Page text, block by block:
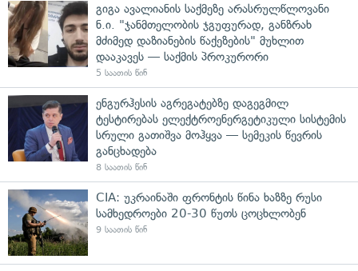
გიგა ავალიანის საქმეზე არასრულწლოვანი
ნ.ი. "ჯანმთელობის ჯგუფურად, განზრახ
მძიმედ დაზიანების წაქეზების" მუხლით
დააკავეს — საქმის პროკურორი
5 საათის წინ
ენგურჰესის აგრეგატებზე დაგეგმილ
ტესტირებას ელექტროენერგეტიკული სისტემის
სრული გათიშვა მოჰყვა — სემეკის წევრის
განცხადება
8 საათის წინ
CIA: უკრაინაში ფრონტის წინა ხაზზე რუსი
სამხედროები 20-30 წუთს ცოცხლობენ
9 საათის წინ